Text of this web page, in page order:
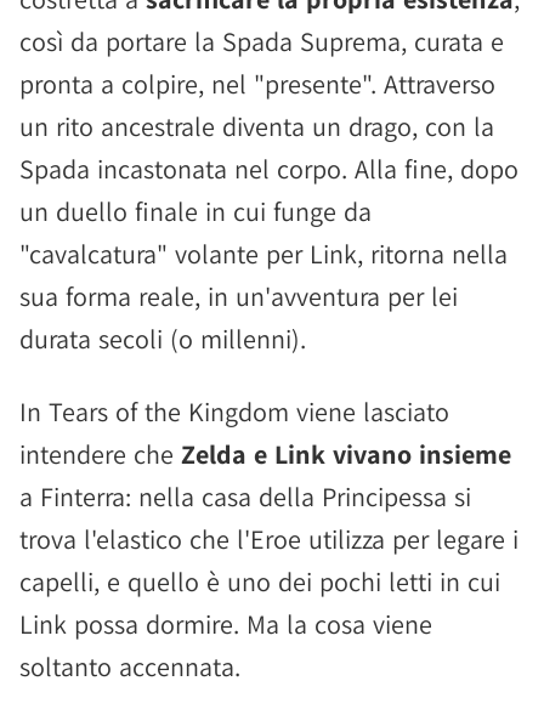
così da portare la Spada Suprema, curata e
pronta a colpire, nel "presente". Attraverso
un rito ancestrale diventa un drago, con la
Spada incastonata nel corpo. Alla fine, dopo
un duello finale in cui funge da
"cavalcatura" volante per Link, ritorna nella
sua forma reale, in un'avventura per lei
durata secoli (o millenni).
In Tears of the Kingdom viene lasciato
intendere che Zelda e Link vivano insieme
a Finterra: nella casa della Principessa si
trova l'elastico che l'Eroe utilizza per legare i
capelli, e quello è uno dei pochi letti in cui
Link possa dormire. Ma la cosa viene
soltanto accennata.